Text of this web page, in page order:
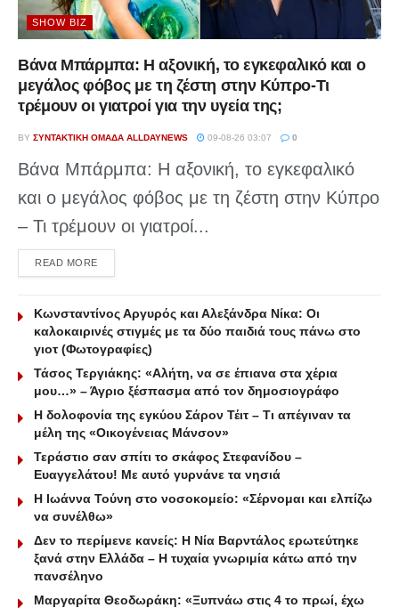
SHOW BIZ
Βάνα Μπάρμπα: Η αξονική, το εγκεφαλικό και ο
μεγάλος φόβος με τη ζέστη στην Κύπρο-Τι
τρέμουν οι γιατροί για την υγεία της;
BY ΣΥΝΤΑΚΤΙΚΉ ΟΜΆΔΑ ALLDAYNEWS 09-08-26 03:07 0
Βάνα Μπάρμπα: Η αξονική, το εγκεφαλικό
και ο μεγάλος φόβος με τη ζέστη στην Κύπρο
– Τι τρέμουν οι γιατροί...
READ MOREDETAILS
Κωνσταντίνος Αργυρός και Αλεξάνδρα Νίκα: Οι
καλοκαιρινές στιγμές με τα δύο παιδιά τους πάνω στο
γιοτ (Φωτογραφίες)
Τάσος Τεργιάκης: «Αλήτη, να σε έπιανα στα χέρια
μου…» – Άγριο ξέσπασμα από τον δημοσιογράφο
Η δολοφονία της εγκύου Σάρον Τέιτ – Τι απέγιναν τα
μέλη της «Οικογένειας Μάνσον»
Τεράστιο σαν σπίτι το σκάφος Στεφανίδου –
Ευαγγελάτου! Με αυτό γυρνάνε τα νησιά
Η Ιωάννα Τούνη στο νοσοκομείο: «Σέρνομαι και ελπίζω
να συνέλθω»
Δεν το περίμενε κανείς: Η Νία Βαρντάλος ερωτεύτηκε
ξανά στην Ελλάδα – Η τυχαία γνωριμία κάτω από την
πανσέληνο
Μαργαρίτα Θεοδωράκη: «Ξυπνάω στις 4 το πρωί, έχω